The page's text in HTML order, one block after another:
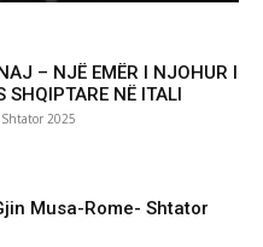
– NJË EMËR I NJOHUR I
SHQIPTARE NË ITALI
2025
Musa-Rome- Shtator